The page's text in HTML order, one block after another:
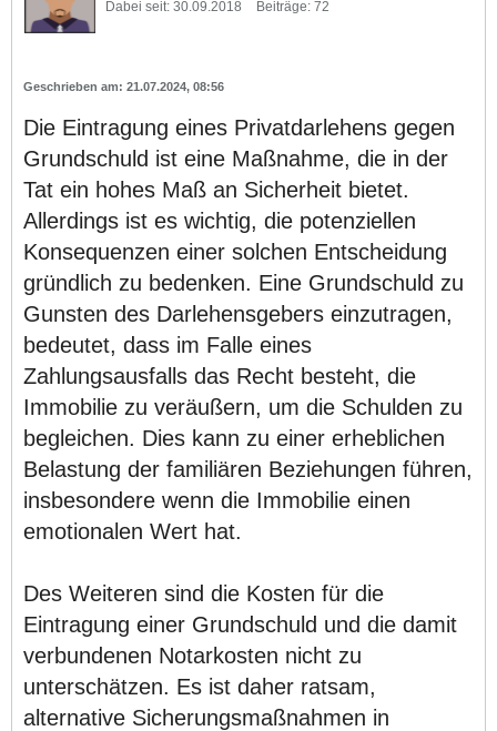
Dabei seit: 30.09.2018 Beiträge: 72
21.07.2024, 08:56
Die Eintragung eines Privatdarlehens gegen
Grundschuld ist eine Maßnahme, die in der
Tat ein hohes Maß an Sicherheit bietet.
Allerdings ist es wichtig, die potenziellen
Konsequenzen einer solchen Entscheidung
gründlich zu bedenken. Eine Grundschuld zu
Gunsten des Darlehensgebers einzutragen,
bedeutet, dass im Falle eines
Zahlungsausfalls das Recht besteht, die
Immobilie zu veräußern, um die Schulden zu
begleichen. Dies kann zu einer erheblichen
Belastung der familiären Beziehungen führen,
insbesondere wenn die Immobilie einen
emotionalen Wert hat.
Des Weiteren sind die Kosten für die
Eintragung einer Grundschuld und die damit
verbundenen Notarkosten nicht zu
unterschätzen. Es ist daher ratsam,
alternative Sicherungsmaßnahmen in